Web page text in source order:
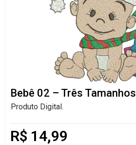
Bebê 02 – Três Tamanhos
Produto Digital.
R$ 14,99